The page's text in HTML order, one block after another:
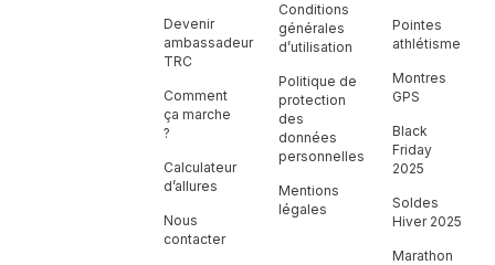
Devenir
ambassadeur
TRC
Comment
ça marche
?
Calculateur
d’allures
Nous
contacter
Conditions
générales
d’utilisation
Politique de
protection
des
données
personnelles
Mentions
légales
Pointes
athlétisme
Montres
GPS
Black
Friday
2025
Soldes
Hiver 2025
Marathon